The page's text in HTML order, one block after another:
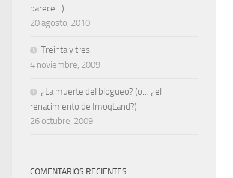
parece…)
20 agosto, 2010
Treinta y tres
4 noviembre, 2009
¿La muerte del blogueo? (o… ¿el
renacimiento de ImoqLand?)
26 octubre, 2009
COMENTARIOS RECIENTES